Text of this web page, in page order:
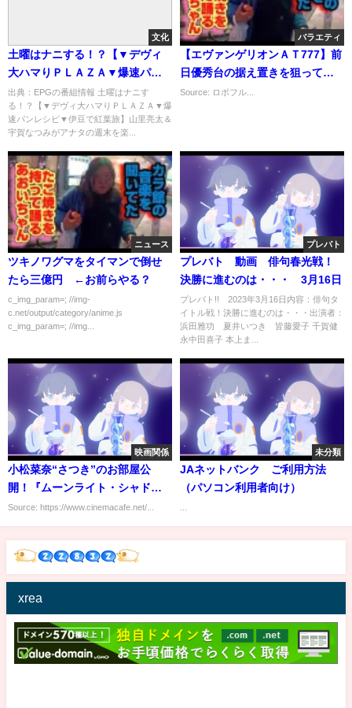
文化
土曜はナニする！？【▼デヴィ
大ハマりＰＬＡＺＡ▼爆速パン
レシピ▼伊豆で紅葉旅】[字]…の
番組内容解析まとめ
出典：EPGの番組情報 土曜はナニす
る！？【▼デヴィ大ハマりＰＬＡＺＡ▼爆
速パンレシピ▼伊豆で紅葉旅】山里亮太＆
宇賀なつみがアナタの週末を楽...
バラエティ
【エヴァンゲリオンＡＴ777】前
日優秀台の据え置きを狙ってみ
た【ほりでーの稼動画日記＃4】
Source: ロボフル...
ニュース
ツキノワグマをタイマンで倒せ
たら三億円 ←お前らやる？
c_img_param=; //img-
c.net/output/category/anime.js
c_img_param=; //img...
プレバト
プレバト 動画 俳句春光戦！
決勝に進むのは・・・ 3月16日
プレバト!! 2023年3月16日内容：俳句タ
イトル戦！決勝に進むのは・・・出演者：
浜田雅功 夏井いつき 皆藤愛子 千賀健
永中田喜子 本上ま...
映画関係
小松菜奈“さつき”のお部屋公
開！『ムーンライト・シャド
ウ』ポップなインテリアにも注
Source: https://www.cinemacafe.net/...
未分類
JAネットバンク ご利用方法
（パソコン利用者向け）
xrea